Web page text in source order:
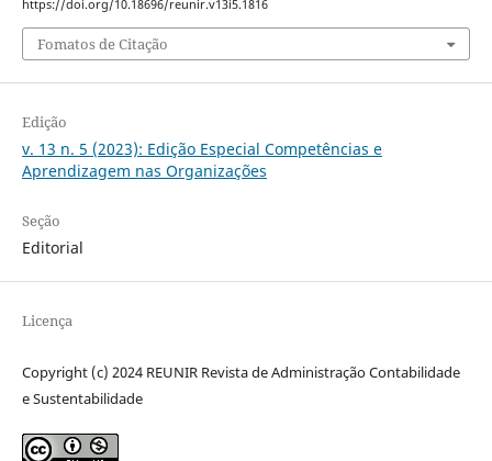
https://doi.org/10.18696/reunir.v13i5.1816
Fomatos de Citação
Edição
v. 13 n. 5 (2023): Edição Especial Competências e
Aprendizagem nas Organizações
Seção
Editorial
Licença
Copyright (c) 2024 REUNIR Revista de Administração Contabilidade
e Sustentabilidade